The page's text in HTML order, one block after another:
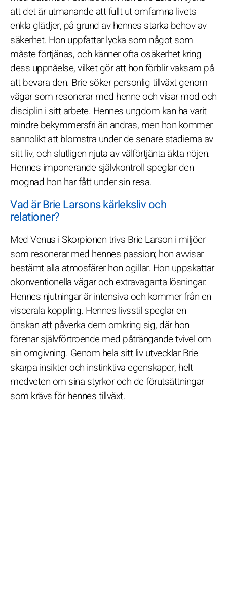
att det är utmanande att fullt ut omfamna livets
enkla glädjer, på grund av hennes starka behov av
säkerhet. Hon uppfattar lycka som något som
måste förtjänas, och känner ofta osäkerhet kring
dess uppnåelse, vilket gör att hon förblir vaksam på
att bevara den. Brie söker personlig tillväxt genom
vägar som resonerar med henne och visar mod och
disciplin i sitt arbete. Hennes ungdom kan ha varit
mindre bekymmersfri än andras, men hon kommer
sannolikt att blomstra under de senare stadierna av
sitt liv, och slutligen njuta av välförtjänta äkta nöjen.
Hennes imponerande självkontroll speglar den
mognad hon har fått under sin resa.
Vad är Brie Larsons kärleksliv och
relationer?
Med Venus i Skorpionen trivs Brie Larson i miljöer
som resonerar med hennes passion; hon avvisar
bestämt alla atmosfärer hon ogillar. Hon uppskattar
okonventionella vägar och extravaganta lösningar.
Hennes njutningar är intensiva och kommer från en
viscerala koppling. Hennes livsstil speglar en
önskan att påverka dem omkring sig, där hon
förenar självförtroende med påträngande tvivel om
sin omgivning. Genom hela sitt liv utvecklar Brie
skarpa insikter och instinktiva egenskaper, helt
medveten om sina styrkor och de förutsättningar
som krävs för hennes tillväxt.